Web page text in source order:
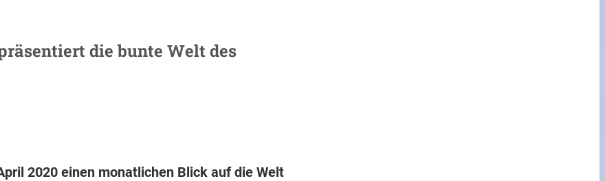
die bunte Welt des
2020 einen monatlichen Blick auf die Welt